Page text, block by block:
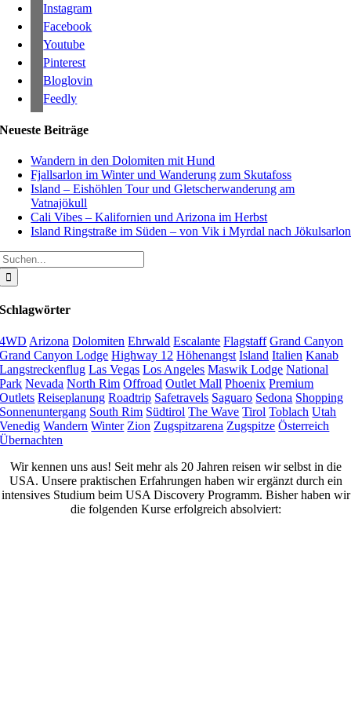
Instagram
Facebook
Youtube
Pinterest
Bloglovin
Feedly
Neueste Beiträge
Wandern in den Dolomiten mit Hund
Fjallsarlon im Winter und Wanderung zum Skutafoss
Island – Eishöhlen Tour und Gletscherwanderung am
Vatnajökull
Cali Vibes – Kalifornien und Arizona im Herbst
Island Ringstraße im Süden – von Vik i Myrdal nach Jökulsarlon
Schlagwörter
4WD Arizona Dolomiten Ehrwald Escalante Flagstaff Grand Canyon
Grand Canyon Lodge Highway 12 Höhenangst Island Italien Kanab
Langstreckenflug Las Vegas Los Angeles Maswik Lodge National
Park Nevada North Rim Offroad Outlet Mall Phoenix Premium
Outlets Reiseplanung Roadtrip Safetravels Saguaro Sedona Shopping
Sonnenuntergang South Rim Südtirol The Wave Tirol Toblach Utah
Venedig Wandern Winter Zion Zugspitzarena Zugspitze Österreich
Übernachten
Wir kennen uns aus! Seit mehr als 20 Jahren reisen wir selbst in die
USA. Unsere praktischen Erfahrungen haben wir ergänzt durch ein
intensives Studium beim USA Discovery Programm. Bisher haben wir
die folgenden Kurse erfolgreich absolviert: